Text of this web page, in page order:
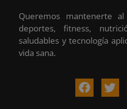
Queremos mantenerte
deportes, fitness,
saludables y tecnología
vida sana.